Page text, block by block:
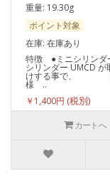
重量: 19.30g
ポイント対象
在庫: 在庫あり
特徴 ●ミニシリン
シリンダー UMCD
けする事で、 自
様 ..
￥1,400円
カートへ